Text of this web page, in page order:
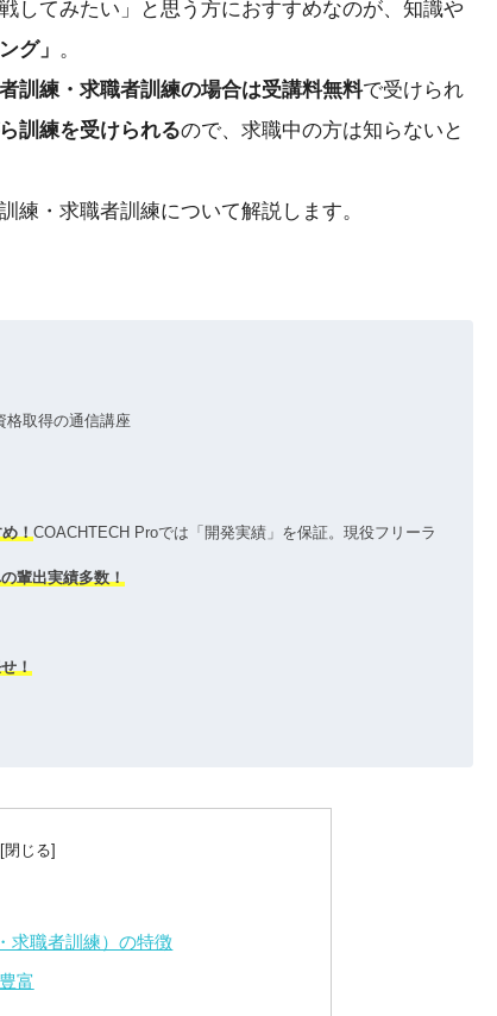
してみたい」と思う方におすすめなのが、知識や
グ」 。
訓練・求職者訓練の場合は受講料無料で受けられ
訓練を受けられるので、求職中の方は知らないと
練・求職者訓練について解説します。
格取得の通信講座
！COACHTECH Proでは「開発実績」を保証。現役フリーラ
輩出実績多数！
！
求職者訓練）の特徴
富